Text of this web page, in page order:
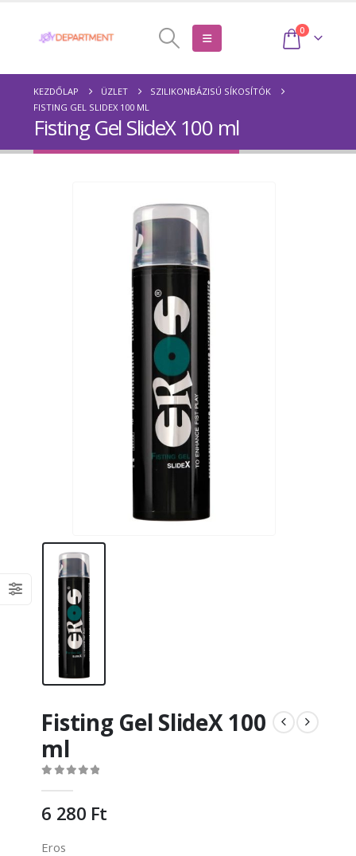
0
KEZDŐLAP ÜZLET
SZILIKONBÁZISÚ SÍKOSÍTÓK
FISTING GEL SLIDEX 100 ML
Fisting Gel SlideX 100 ml
Fisting Gel SlideX 100
ml
6 280 Ft
Eros